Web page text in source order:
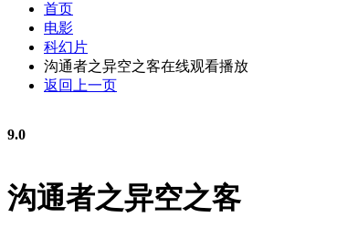
首页
电影
科幻片
沟通者之异空之客在线观看播放
返回上一页
9.0
沟通者之异空之客